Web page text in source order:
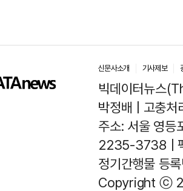
신문사소개 기사제보
빅데이터뉴스
박정배 | 고충
주소: 서울 영
2235-3738 |
정기간행물 등
Copyright ⓒ